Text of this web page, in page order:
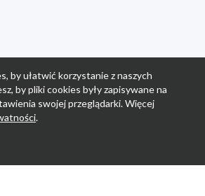
by ułatwić korzystanie z naszych
by pliki cookies były zapisywane na
swojej przeglądarki. Więcej
.